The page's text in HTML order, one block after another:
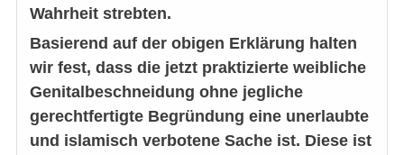
Wahrheit strebten.
Basierend auf der obigen Erklärung halten
wir fest, dass die jetzt praktizierte weibliche
Genitalbeschneidung ohne jegliche
gerechtfertigte Begründung eine unerlaubte
und islamisch verbotene Sache ist. Diese ist